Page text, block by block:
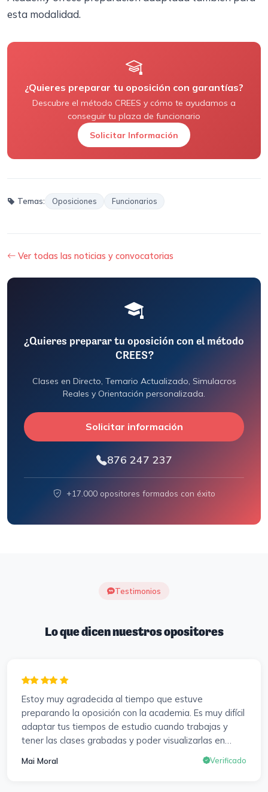
esta modalidad.
¿Quieres preparar tu oposición con garantías?
Descubre el método CREES y cómo te ayudamos a
conseguir tu plaza de funcionario
Solicitar Información
Temas: Oposiciones Funcionarios
Ver todas las noticias y convocatorias
¿Quieres preparar tu oposición con el método
CREES?
Clases en Directo, Temario Actualizado, Simulacros
Reales y Orientación personalizada.
Solicitar información
876 247 237
+17.000 opositores formados con éxito
Testimonios
Lo que dicen nuestros opositores
Estoy muy agradecida al tiempo que estuve
preparando la oposición con la academia. Es muy difícil
adaptar tus tiempos de estudio cuando trabajas y
tener las clases grabadas y poder visualizarlas en
cualquier momento y las veces que sea necesario, se
agradece mucho. Sabemos que el trabajo de estudio
Mai Moral Verificado